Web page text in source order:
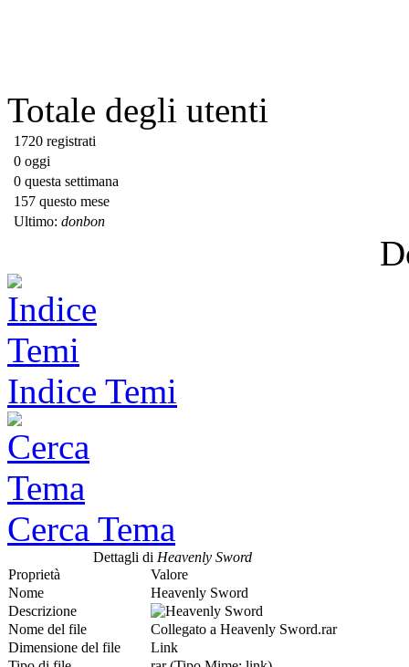
Totale degli utenti
1720 registrati
0 oggi
0 questa settimana
157 questo mese
Ultimo: donbon
Indice Temi
Cerca Tema
Dettagli di Heavenly Sword
Proprietà
Valore
Nome
Heavenly Sword
Descrizione
Nome del file
Collegato a Heavenly Sword.rar
Dimensione del file
Link